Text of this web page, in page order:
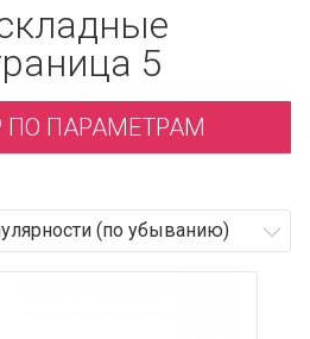
5
ПО ПАРАМЕТРАМ